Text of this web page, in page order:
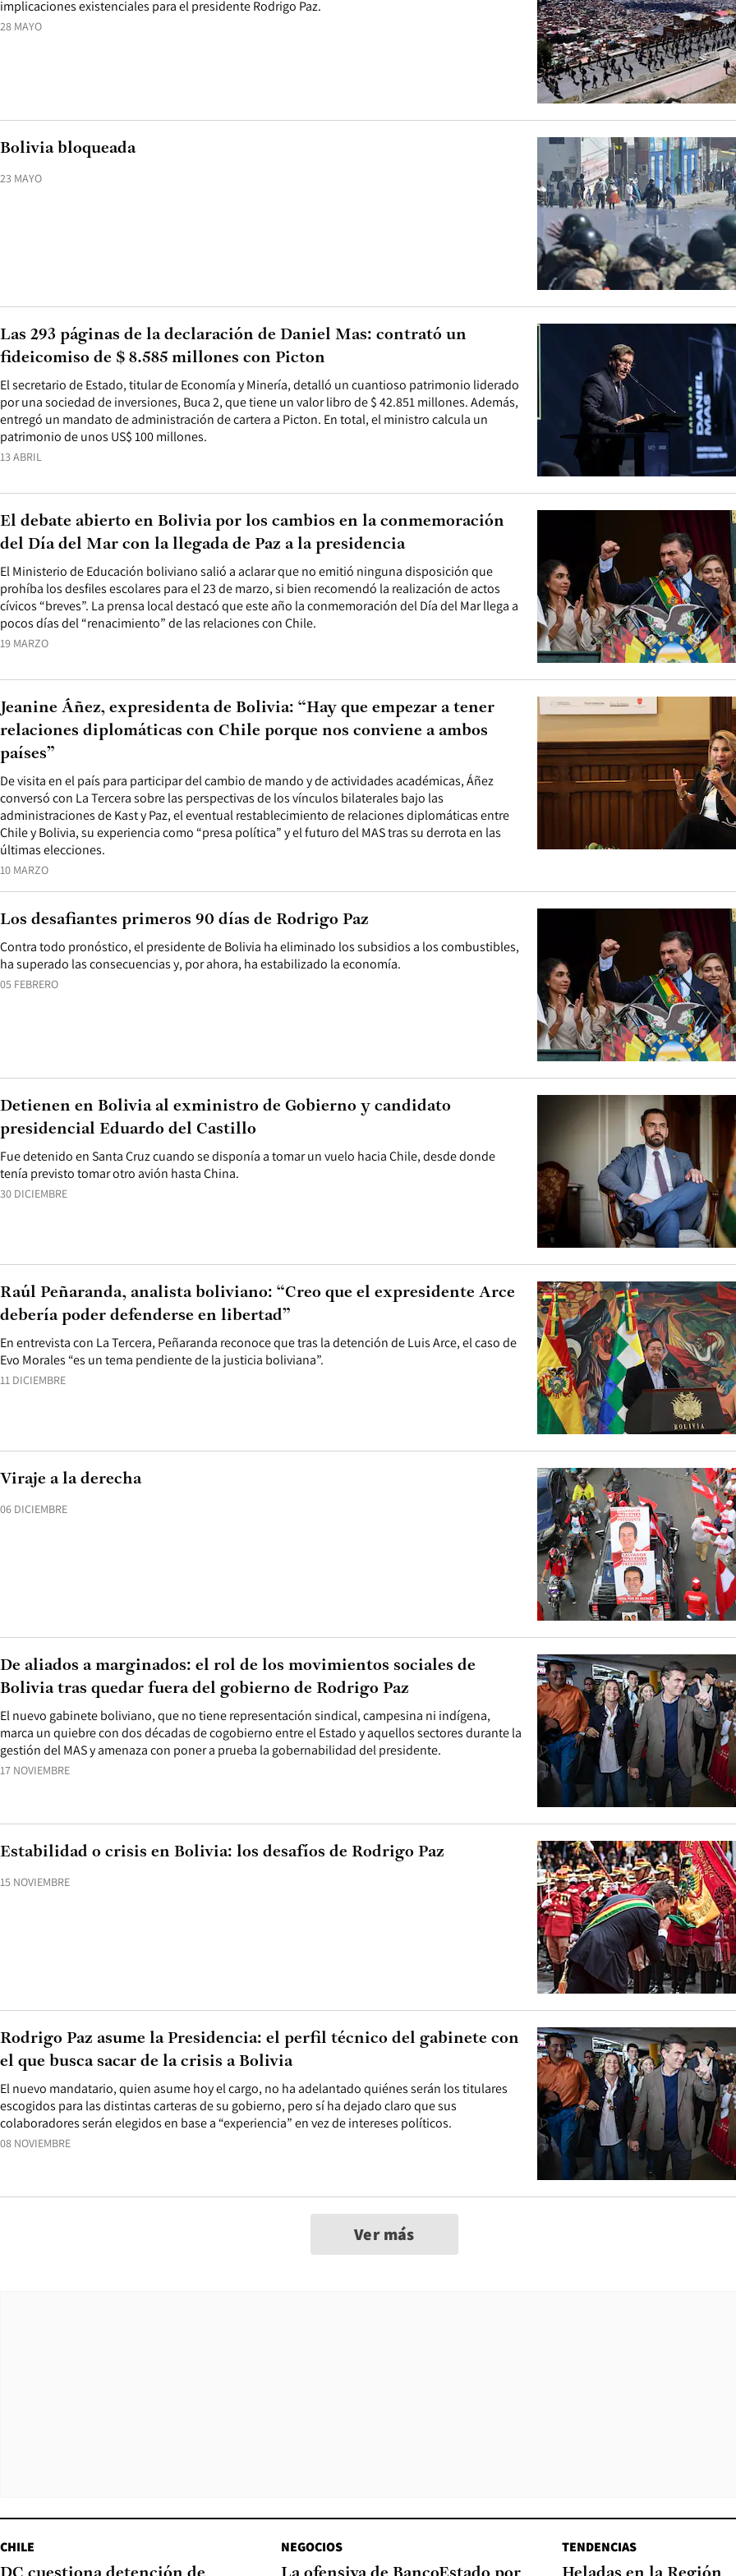
28 MAYO
implicaciones existenciales para el presidente Rodrigo Paz.
23 MAYO
Bolivia bloqueada
13 ABRIL
El secretario de Estado, titular de Economía y Minería, detalló un cuantioso patrimonio liderado
por una sociedad de inversiones, Buca 2, que tiene un valor libro de $ 42.851 millones. Además,
entregó un mandato de administración de cartera a Picton. En total, el ministro calcula un
patrimonio de unos US$ 100 millones.
Las 293 páginas de la declaración de Daniel Mas: contrató un
fideicomiso de $ 8.585 millones con Picton
19 MARZO
El Ministerio de Educación boliviano salió a aclarar que no emitió ninguna disposición que
prohíba los desfiles escolares para el 23 de marzo, si bien recomendó la realización de actos
cívicos “breves”. La prensa local destacó que este año la conmemoración del Día del Mar llega a
pocos días del “renacimiento” de las relaciones con Chile.
El debate abierto en Bolivia por los cambios en la conmemoración
del Día del Mar con la llegada de Paz a la presidencia
10 MARZO
De visita en el país para participar del cambio de mando y de actividades académicas, Áñez
conversó con La Tercera sobre las perspectivas de los vínculos bilaterales bajo las
administraciones de Kast y Paz, el eventual restablecimiento de relaciones diplomáticas entre
Chile y Bolivia, su experiencia como “presa política” y el futuro del MAS tras su derrota en las
últimas elecciones.
Jeanine Áñez, expresidenta de Bolivia: “Hay que empezar a tener
relaciones diplomáticas con Chile porque nos conviene a ambos
países”
05 FEBRERO
Contra todo pronóstico, el presidente de Bolivia ha eliminado los subsidios a los combustibles,
ha superado las consecuencias y, por ahora, ha estabilizado la economía.
Los desafiantes primeros 90 días de Rodrigo Paz
30 DICIEMBRE
Fue detenido en Santa Cruz cuando se disponía a tomar un vuelo hacia Chile, desde donde
tenía previsto tomar otro avión hasta China.
Detienen en Bolivia al exministro de Gobierno y candidato
presidencial Eduardo del Castillo
11 DICIEMBRE
En entrevista con La Tercera, Peñaranda reconoce que tras la detención de Luis Arce, el caso de
Evo Morales “es un tema pendiente de la justicia boliviana”.
Raúl Peñaranda, analista boliviano: “Creo que el expresidente Arce
debería poder defenderse en libertad”
06 DICIEMBRE
Viraje a la derecha
17 NOVIEMBRE
El nuevo gabinete boliviano, que no tiene representación sindical, campesina ni indígena,
marca un quiebre con dos décadas de cogobierno entre el Estado y aquellos sectores durante la
gestión del MAS y amenaza con poner a prueba la gobernabilidad del presidente.
De aliados a marginados: el rol de los movimientos sociales de
Bolivia tras quedar fuera del gobierno de Rodrigo Paz
15 NOVIEMBRE
Estabilidad o crisis en Bolivia: los desafíos de Rodrigo Paz
08 NOVIEMBRE
El nuevo mandatario, quien asume hoy el cargo, no ha adelantado quiénes serán los titulares
escogidos para las distintas carteras de su gobierno, pero sí ha dejado claro que sus
colaboradores serán elegidos en base a “experiencia” en vez de intereses políticos.
Rodrigo Paz asume la Presidencia: el perfil técnico del gabinete con
el que busca sacar de la crisis a Bolivia
Ver más
CHILE NEGOCIOS TENDENCIAS